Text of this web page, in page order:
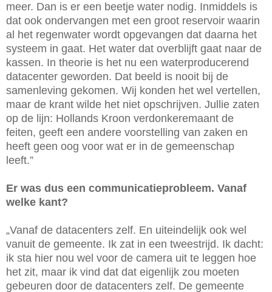
meer. Dan is er een beetje water nodig. Inmiddels is
dat ook ondervangen met een groot reservoir waarin
al het regenwater wordt opgevangen dat daarna het
systeem in gaat. Het water dat overblijft gaat naar de
kassen. In theorie is het nu een waterproducerend
datacenter geworden. Dat beeld is nooit bij de
samenleving gekomen. Wij konden het wel vertellen,
maar de krant wilde het niet opschrijven. Jullie zaten
op de lijn: Hollands Kroon verdonkeremaant de
feiten, geeft een andere voorstelling van zaken en
heeft geen oog voor wat er in de gemeenschap
leeft.”
Er was dus een communicatieprobleem. Vanaf
welke kant?
„Vanaf de datacenters zelf. En uiteindelijk ook wel
vanuit de gemeente. Ik zat in een tweestrijd. Ik dacht:
ik sta hier nou wel voor de camera uit te leggen hoe
het zit, maar ik vind dat dat eigenlijk zou moeten
gebeuren door de datacenters zelf. De gemeente